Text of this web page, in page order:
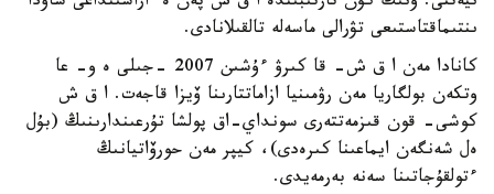
ىنتىماقتاستىعى تۋرالى ماسەلە تالقىلانادى.
كانادا مەن ا ق ش- قا كىرۋ ءۇشىن 2007 -جىلى ە و- عا
وتكەن بولگاريا مەن رۋمىنيا ازاماتتارىنا ۆيزا قاجەت. ا ق ش
كوشى- قون قىزمەتتەرى سونداي-اق پولشا تۇرعىندارىنىڭ (بۇل
ەل شەنگەن ايماعىنا كىرەدى)، كيپر مەن حورۆاتيانىڭ
ءتولقۇجاتىنا سەنە بەرمەيدى.